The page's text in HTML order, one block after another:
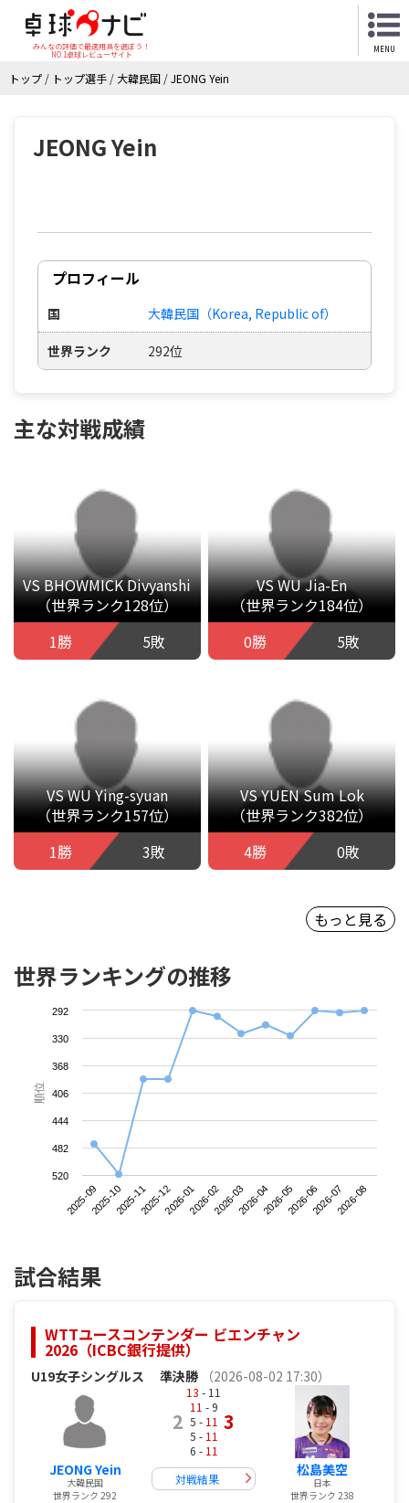
みんなの評価で最適用具を選ぼう！
NO.1卓球レビューサイト
MENU
トップ / トップ選手 / 大韓民国 /JEONG Yein
JEONG Yein
プロフィール
国 大韓民国（Korea, Republic of）
世界ランク 292位
主な対戦成績
VS BHOWMICK Divyanshi
（世界ランク128位）
1勝
5敗
VS WU Jia-En
（世界ランク184位）
0勝
5敗
VS WU Ying-syuan
（世界ランク157位）
1勝
3敗
VS YUEN Sum Lok
（世界ランク382位）
4勝
0敗
もっと見る
世界ランキングの推移
順位
2025-092025-102025-112025-122026-012026-022026-032026-042026-052026-062026-072026-08
292
330
368
406
444
482
520
試合結果
WTTユースコンテンダー ビエンチャン
2026（ICBC銀行提供）
U19女子シングルス 準決勝 （2026-08-02 17:30）
JEONG Yein
大韓民国
世界ランク 292
2
13 - 11
11 - 9
5 - 11
5 - 11
6 - 11
3
対戦結果
松島美空
日本
世界ランク 238